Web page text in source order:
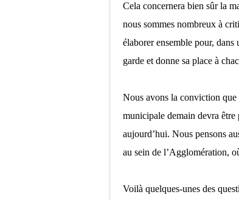
Cela concernera bien sûr la
nous sommes nombreux à
élaborer ensemble pour,
garde et donne sa place à
Nous avons la conviction que
municipale demain devra être
aujourd’hui. Nous pensons
au sein de l’Agglomération,
Voilà quelques-unes des